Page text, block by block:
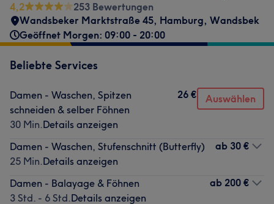
4,2
253 Bewertungen
Wandsbeker Marktstraße 45, Hamburg, Wandsbek
Geöffnet Morgen: 09:00 - 20:00
Beliebte Services
Damen - Waschen, Spitzen
schneiden & selber Föhnen
30 Min.Details anzeigen
26 € Auswählen
Damen - Waschen, Stufenschnitt (Butterfly)
25 Min.Details anzeigen
ab 30 €
Damen - Balayage & Föhnen
3 Std. - 6 Std.Details anzeigen
ab 200 €